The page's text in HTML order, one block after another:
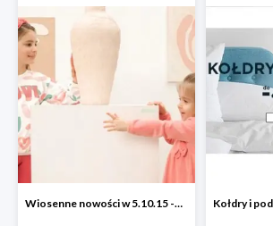
Wiosenne nowości w 5.10.15 -50%